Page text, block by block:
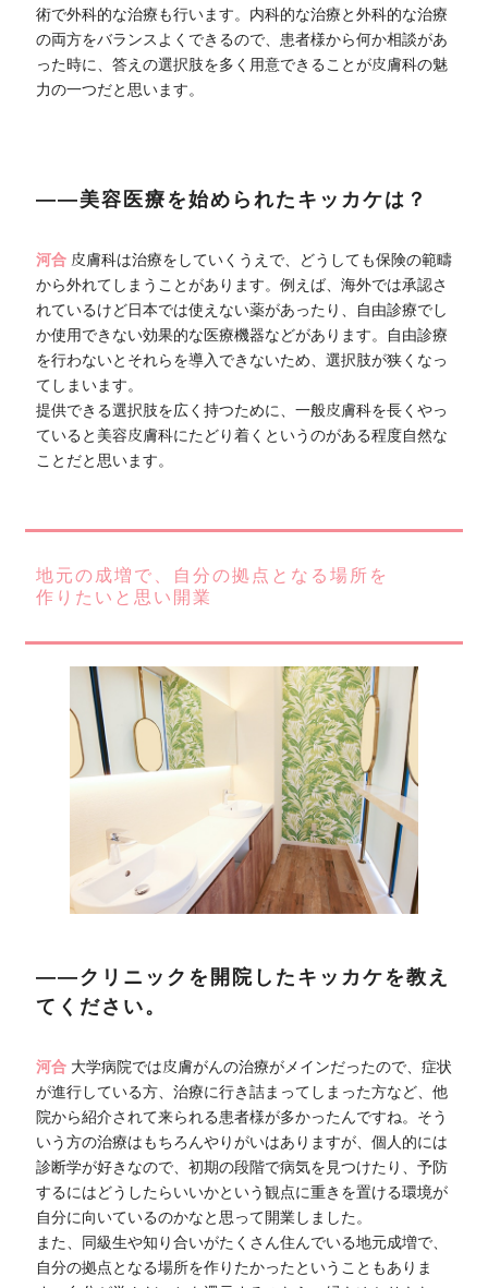
術で外科的な治療も行います。内科的な治療と外科的な治療
の両方をバランスよくできるので、患者様から何か相談があ
った時に、答えの選択肢を多く用意できることが皮膚科の魅
力の一つだと思います。
――美容医療を始められたキッカケは？
河合 皮膚科は治療をしていくうえで、どうしても保険の範疇
から外れてしまうことがあります。例えば、海外では承認さ
れているけど日本では使えない薬があったり、自由診療でし
か使用できない効果的な医療機器などがあります。自由診療
を行わないとそれらを導入できないため、選択肢が狭くなっ
てしまいます。
提供できる選択肢を広く持つために、一般皮膚科を長くやっ
ていると美容皮膚科にたどり着くというのがある程度自然な
ことだと思います。
地元の成増で、自分の拠点となる場所を
作りたいと思い開業
――クリニックを開院したキッカケを教え
てください。
河合 大学病院では皮膚がんの治療がメインだったので、症状
が進行している方、治療に行き詰まってしまった方など、他
院から紹介されて来られる患者様が多かったんですね。そう
いう方の治療はもちろんやりがいはありますが、個人的には
診断学が好きなので、初期の段階で病気を見つけたり、予防
するにはどうしたらいいかという観点に重きを置ける環境が
自分に向いているのかなと思って開業しました。
また、同級生や知り合いがたくさん住んでいる地元成増で、
自分の拠点となる場所を作りたかったということもありま